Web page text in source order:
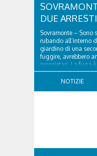
DUE ARRESTI
Sovramonte – Sono
rubando all’interno
giardino di una
fuggire, avrebbero
proprietari. La fuga
tempestiva chiamata
NOTIZIE